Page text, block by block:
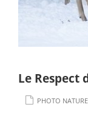
Le Respect
PHOTO NATURE